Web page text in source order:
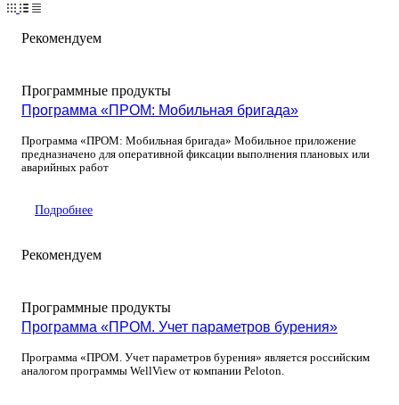
Рекомендуем
Программные продукты
Программа «ПРОМ: Мобильная бригада»
Программа «ПРОМ: Мобильная бригада» Мобильное приложение
предназначено для оперативной фиксации выполнения плановых или
аварийных работ
Подробнее
Рекомендуем
Программные продукты
Программа «ПРОМ. Учет параметров бурения»
Программа «ПРОМ. Учет параметров бурения» является российским
аналогом программы WellView от компании Peloton.